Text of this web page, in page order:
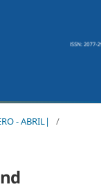
- ABRIL|
/